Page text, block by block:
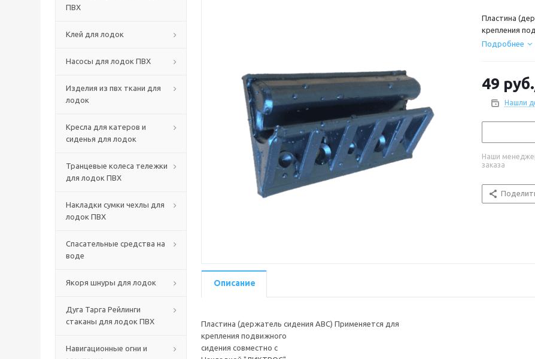
ПВХ
Клей для лодок
Насосы для лодок ПВХ
Изделия из пвх ткани для
лодок
Кресла для катеров и
сиденья для лодок
Транцевые колеса тележки
для лодок ПВХ
Накладки сумки чехлы для
лодок ПВХ
Спасательные средства на
воде
Якоря шнуры для лодок
Дуга Тарга Рейлинги
стаканы для лодок ПВХ
Навигационные огни и
Пластина
крепления
сидения
• Ширина = 44
Подробнее
49 руб.
Нашли
Наши
заказа
Описание
Пластина (держатель сидения ABC) Применяется для
крепления подвижного
сидения совместно с